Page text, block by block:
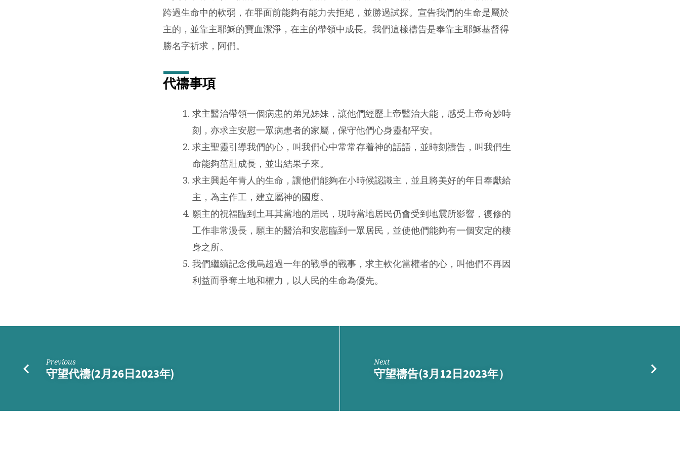
跨過生命中的軟弱，在罪面前能夠有能力去拒絕，並勝過試探。宣告我們的生命是屬於
主的，並靠主耶穌的寶血潔淨，在主的帶領中成長。我們這樣禱告是奉靠主耶穌基督得
勝名字祈求，阿們。
代禱事項
求主醫治帶領一個病患的弟兄姊妹，讓他們經歷上帝醫治大能，感受上帝奇妙時
刻，亦求主安慰一眾病患者的家屬，保守他們心身靈都平安。
求主聖靈引導我們的心，叫我們心中常常存着神的話語，並時刻禱告，叫我們生
命能夠茁壯成長，並出結果子來。
求主興起年青人的生命，讓他們能夠在小時候認識主，並且將美好的年日奉獻給
主，為主作工，建立屬神的國度。
願主的祝福臨到土耳其當地的居民，現時當地居民仍會受到地震所影響，復修的
工作非常漫長，願主的醫治和安慰臨到一眾居民，並使他們能夠有一個安定的棲
身之所。
我們繼續記念俄烏超過一年的戰爭的戰事，求主軟化當權者的心，叫他們不再因
利益而爭奪土地和權力，以人民的生命為優先。
Previous
守望代禱(2月26日2023年)
Next
守望禱告(3月12日2023年）